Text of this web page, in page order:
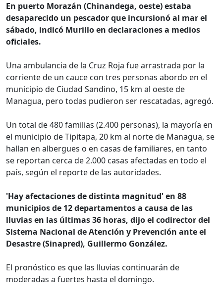
En puerto Morazán (Chinandega, oeste) estaba
desaparecido un pescador que incursionó al mar el
sábado, indicó Murillo en declaraciones a medios
oficiales.
Una ambulancia de la Cruz Roja fue arrastrada por la
corriente de un cauce con tres personas abordo en el
municipio de Ciudad Sandino, 15 km al oeste de
Managua, pero todas pudieron ser rescatadas, agregó.
Un total de 480 familias (2.400 personas), la mayoría en
el municipio de Tipitapa, 20 km al norte de Managua, se
hallan en albergues o en casas de familiares, en tanto
se reportan cerca de 2.000 casas afectadas en todo el
país, según el reporte de las autoridades.
'Hay afectaciones de distinta magnitud' en 88
municipios de 12 departamentos a causa de las
lluvias en las últimas 36 horas, dijo el codirector del
Sistema Nacional de Atención y Prevención ante el
Desastre (Sinapred), Guillermo González.
El pronóstico es que las lluvias continuarán de
moderadas a fuertes hasta el domingo.